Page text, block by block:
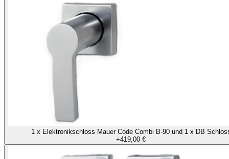
1 x Elektronikschloss Mauer Code Combi B-90 und 1 x DB
+419,00 €